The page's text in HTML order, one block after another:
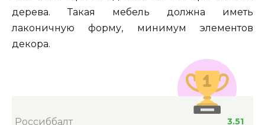
дерева. Такая мебель должна иметь
лаконичную форму, минимум элементов
декора.
Россиббалт 3.51